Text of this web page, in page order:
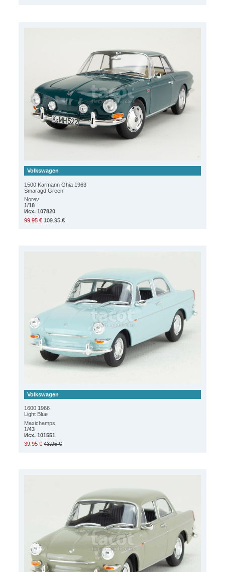
Volkswagen
1500 Karmann Ghia 1963
Smaragd Green
Norev
1/18
Исх. 107820
99.95 € 109.95 €
Volkswagen
1600 1966
Light Blue
Maxichamps
1/43
Исх. 101551
39.95 € 43.95 €